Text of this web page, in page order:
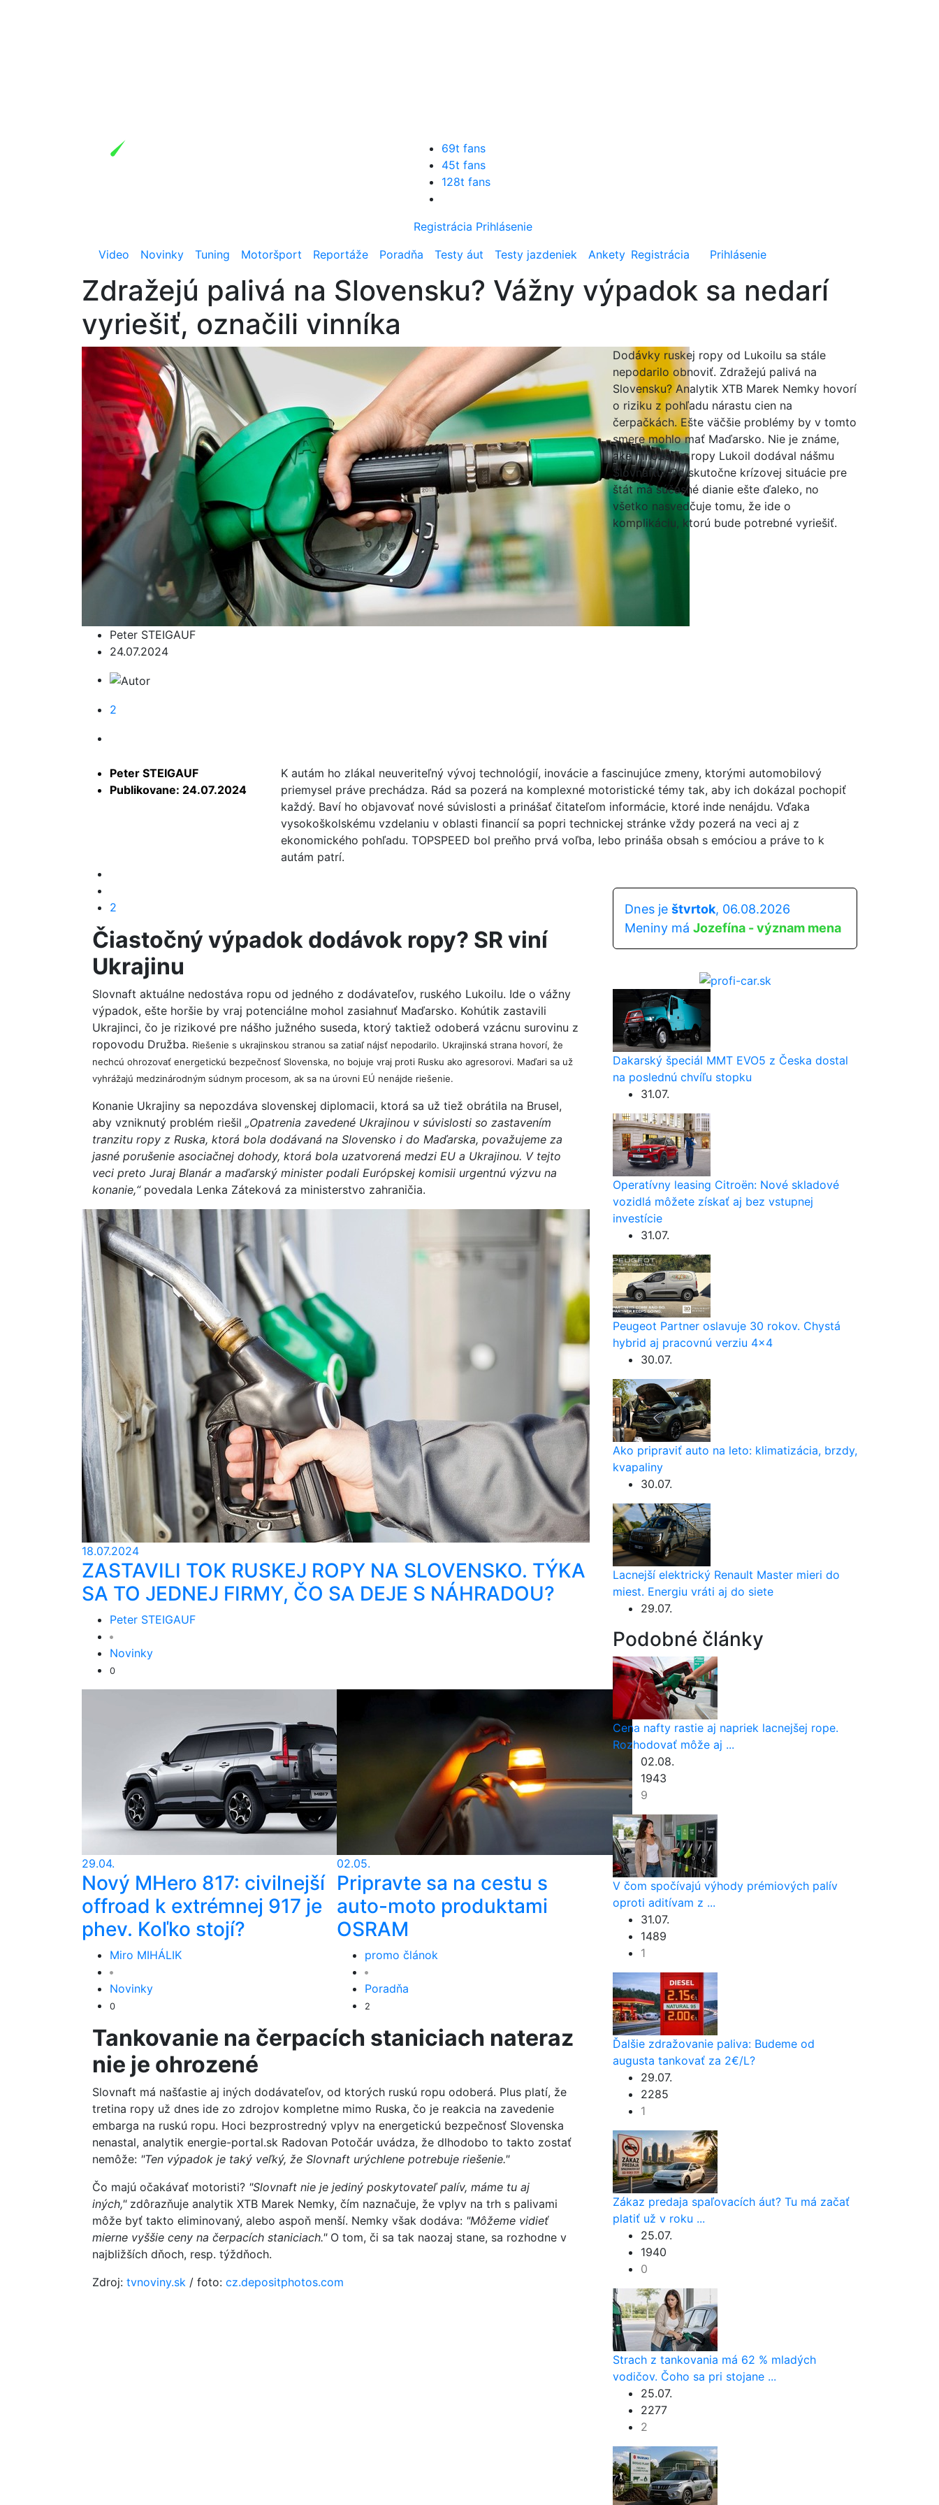
69t fans
45t fans
128t fans
Registrácia Prihlásenie
Video
Novinky Tuning Motoršport Reportáže Poradňa Testy áut Testy jazdeniek Ankety Registrácia Prihlásenie
Zdražejú palivá na Slovensku? Vážny výpadok sa nedarí
vyriešiť, označili vinníka
Peter STEIGAUF
24.07.2024
2
Dodávky ruskej ropy od Lukoilu sa stále
nepodarilo obnoviť. Zdražejú palivá na
Slovensku? Analytik XTB Marek Nemky hovorí
o riziku z pohľadu nárastu cien na
čerpačkách. Ešte väčšie problémy by v tomto
smere mohlo mať Maďarsko. Nie je známe,
aké množstvo ropy Lukoil dodával nášmu
Slovnaftu. Od skutočne krízovej situácie pre
štát má súčasné dianie ešte ďaleko, no
všetko nasvedčuje tomu, že ide o
komplikáciu, ktorú bude potrebné vyriešiť.
Peter STEIGAUF
Publikovane: 24.07.2024
K autám ho zlákal neuveriteľný vývoj technológií, inovácie a fascinujúce zmeny, ktorými automobilový
priemysel práve prechádza. Rád sa pozerá na komplexné motoristické témy tak, aby ich dokázal pochopiť
každý. Baví ho objavovať nové súvislosti a prinášať čitateľom informácie, ktoré inde nenájdu. Vďaka
vysokoškolskému vzdelaniu v oblasti financií sa popri technickej stránke vždy pozerá na veci aj z
ekonomického pohľadu. TOPSPEED bol preňho prvá voľba, lebo prináša obsah s emóciou a práve to k
autám patrí.
2
Čiastočný výpadok dodávok ropy? SR viní
Ukrajinu
Slovnaft aktuálne nedostáva ropu od jedného z dodávateľov, ruského Lukoilu. Ide o vážny
výpadok, ešte horšie by vraj potenciálne mohol zasiahnuť Maďarsko. Kohútik zastavili
Ukrajinci, čo je rizikové pre nášho južného suseda, ktorý taktiež odoberá vzácnu surovinu z
ropovodu Družba. Riešenie s ukrajinskou stranou sa zatiaľ nájsť nepodarilo. Ukrajinská strana hovorí, že
nechcú ohrozovať energetickú bezpečnosť Slovenska, no bojuje vraj proti Rusku ako agresorovi. Maďari sa už
vyhrážajú medzinárodným súdnym procesom, ak sa na úrovni EÚ nenájde riešenie.
Konanie Ukrajiny sa nepozdáva slovenskej diplomacii, ktorá sa už tiež obrátila na Brusel,
aby vzniknutý problém riešil „Opatrenia zavedené Ukrajinou v súvislosti so zastavením
tranzitu ropy z Ruska, ktorá bola dodávaná na Slovensko i do Maďarska, považujeme za
jasné porušenie asociačnej dohody, ktorá bola uzatvorená medzi EU a Ukrajinou. V tejto
veci preto Juraj Blanár a maďarský minister podali Európskej komisii urgentnú výzvu na
konanie,“povedala Lenka Záteková za ministerstvo zahraničia.
18.07.2024
ZASTAVILI TOK RUSKEJ ROPY NA SLOVENSKO. TÝKA
SA TO JEDNEJ FIRMY, ČO SA DEJE S NÁHRADOU?
Peter STEIGAUF
Novinky
0
29.04.
Nový MHero 817: civilnejší
offroad k extrémnej 917 je
phev. Koľko stojí?
Miro MIHÁLIK
Novinky
0
02.05.
Pripravte sa na cestu s
auto-moto produktami
OSRAM
promo článok
Poradňa
2
Tankovanie na čerpacích staniciach nateraz
nie je ohrozené
Slovnaft má našťastie aj iných dodávateľov, od ktorých ruskú ropu odoberá. Plus platí, že
tretina ropy už dnes ide zo zdrojov kompletne mimo Ruska, čo je reakcia na zavedenie
embarga na ruskú ropu. Hoci bezprostredný vplyv na energetickú bezpečnosť Slovenska
nenastal, analytik energie-portal.sk Radovan Potočár uvádza, že dlhodobo to takto zostať
nemôže: "Ten výpadok je taký veľký, že Slovnaft urýchlene potrebuje riešenie."
Čo majú očakávať motoristi? "Slovnaft nie je jediný poskytovateľ palív, máme tu aj
iných,"zdôrazňuje analytik XTB Marek Nemky, čím naznačuje, že vplyv na trh s palivami
môže byť takto eliminovaný, alebo aspoň menší. Nemky však dodáva: "Môžeme vidieť
mierne vyššie ceny na čerpacích staniciach." O tom, či sa tak naozaj stane, sa rozhodne v
najbližších dňoch, resp. týždňoch.
Zdroj: tvnoviny.sk / foto: cz.depositphotos.com
Dnes je štvrtok, 06.08.2026
Meniny má Jozefína - význam mena
Dakarský špeciál MMT EVO5 z Česka dostal
na poslednú chvíľu stopku
31.07.
Operatívny leasing Citroën: Nové skladové
vozidlá môžete získať aj bez vstupnej
investície
31.07.
Peugeot Partner oslavuje 30 rokov. Chystá
hybrid aj pracovnú verziu 4×4
30.07.
Ako pripraviť auto na leto: klimatizácia, brzdy,
kvapaliny
30.07.
Lacnejší elektrický Renault Master mieri do
miest. Energiu vráti aj do siete
29.07.
Podobné články
Cena nafty rastie aj napriek lacnejšej rope.
Rozhodovať môže aj ...
02.08.
1943
9
V čom spočívajú výhody prémiových palív
oproti aditívam z ...
31.07.
1489
1
Ďalšie zdražovanie paliva: Budeme od
augusta tankovať za 2€/L?
29.07.
2285
1
Zákaz predaja spaľovacích áut? Tu má začať
platiť už v roku ...
25.07.
1940
0
Strach z tankovania má 62 % mladých
vodičov. Čoho sa pri stojane ...
25.07.
2277
2